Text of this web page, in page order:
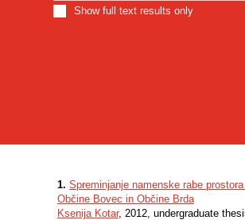
Show full text results only
1. Spreminjanje namenske rabe
Občine Bovec in Občine Brda
Ksenija Kotar, 2012, undergraduate